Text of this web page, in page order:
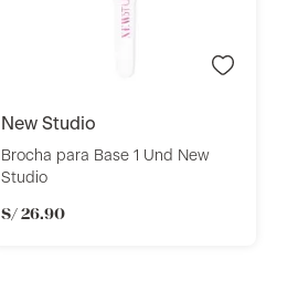
new studio
Brocha para Base 1 Und New
Studio
S/ 26.90